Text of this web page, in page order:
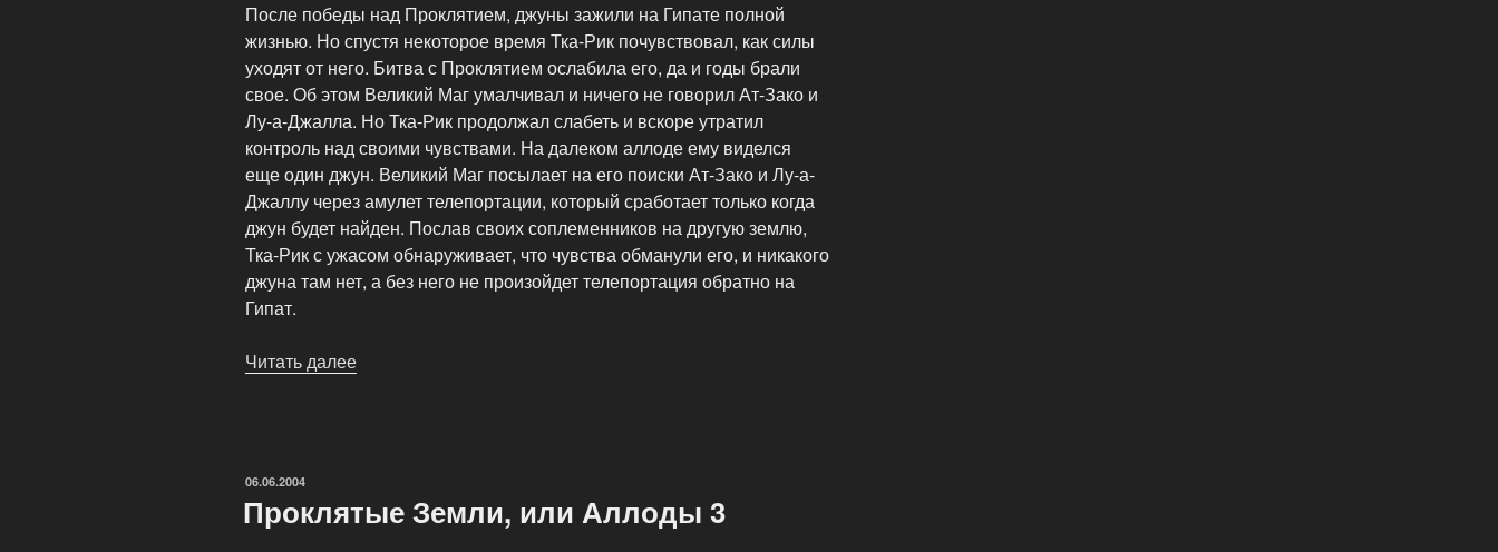
После победы над Проклятием, джуны зажили на Гипате полной
жизнью. Но спустя некоторое время Тка-Рик почувствовал, как силы
уходят от него. Битва с Проклятием ослабила его, да и годы брали
свое. Об этом Великий Маг умалчивал и ничего не говорил Ат-Зако и
Лу-а-Джалла. Но Тка-Рик продолжал слабеть и вскоре утратил
контроль над своими чувствами. На далеком аллоде ему виделся
еще один джун. Великий Маг посылает на его поиски Ат-Зако и Лу-а-
Джаллу через амулет телепортации, который сработает только когда
джун будет найден. Послав своих соплеменников на другую землю,
Тка-Рик с ужасом обнаруживает, что чувства обманули его, и никакого
джуна там нет, а без него не произойдет телепортация обратно на
Гипат.
Читать далее
ОПУБЛИКОВАНО
06.06.2004
Проклятые Земли, или Аллоды 3